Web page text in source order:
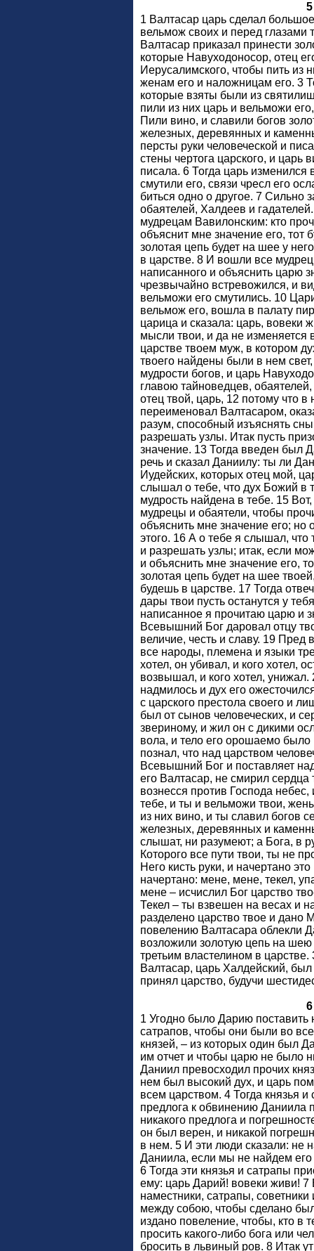
5
1 Валтасар царь сделал
вельмож своих и перед глазами
Валтасар приказал принести
которые Навуходоносор, отец
Иерусалимского, чтобы пить из
женам его и наложницам его. 3
которые взяты были из
пили из них царь и вельможи
Пили вино, и славили богов
железных, деревянных и
персты руки человеческой и
стены чертога царского, и царь
писала. 6 Тогда царь
смутили его, связи чресл его
биться одно о другое. 7 Сильно
обаятелей, Халдеев и
мудрецам Вавилонским: кто
объяснит мне значение его, тот
золотая цепь будет на шее у
в царстве. 8 И вошли все
написанного и объяснить царю
чрезвычайно встревожился, и
вельможи его смутились. 10
вельмож его, вошла в палату
царица и сказала: царь, вовеки
мысли твои, и да не изменяется
царстве твоем муж, в котором
твоего найдены были в нем
мудрости богов, и царь
главою тайноведцев,
отец твой, царь, 12 потому что
переименовал Валтасаром,
разум, способный изъяснять
разрешать узлы. Итак пусть
значение. 13 Тогда введен был
речь и сказал Даниилу: ты ли
Иудейских, которых отец мой,
слышал о тебе, что дух Божий в
мудрость найдена в тебе. 15
мудрецы и обаятели, чтобы
объяснить мне значение его; но
этого. 16 А о тебе я слышал,
и разрешать узлы; итак, если
и объяснить мне значение его,
золотая цепь будет на шее
будешь в царстве. 17 Тогда
дары твои пусть останутся у
написанное я прочитаю царю и
Всевышний Бог даровал отцу
величие, честь и славу. 19 Пред
все народы, племена и языки
хотел, он убивал, и кого хотел,
возвышал, и кого хотел, унижал.
надмилось и дух его
с царского престола своего и
был от сынов человеческих, и
звериному, и жил он с дикими
вола, и тело его орошаемо
познал, что над царством
Всевышний Бог и поставляет
его Валтасар, не смирил сердца
вознесся против Господа
тебе, и ты и вельможи твои,
из них вино, и ты славил богов
железных, деревянных и
слышат, ни разумеют; а Бога, в
Которого все пути твои, ты не
Него кисть руки, и начертано
начертано: мене, мене, текел,
мене – исчислил Бог царство
Текел – ты взвешен на весах и
разделено царство твое и дано
повелению Валтасара облекли
возложили золотую цепь на шею
третьим властелином в
Валтасар, царь Халдейский,
принял царство, будучи
6
1 Угодно было Дарию поставить
сатрапов, чтобы они были во
князей, – из которых один был
им отчет и чтобы царю не было
Даниил превосходил прочих
нем был высокий дух, и царь
всем царством. 4 Тогда князья и
предлога к обвинению Даниила
никакого предлога и
он был верен, и никакой
в нем. 5 И эти люди сказали: не
Даниила, если мы не найдем его
6 Тогда эти князья и сатрапы
ему: царь Дарий! вовеки живи! 7
наместники, сатрапы,
между собою, чтобы сделано
издано повеление, чтобы, кто в
просить какого-либо бога или
бросить в львиный ров. 8 Итак